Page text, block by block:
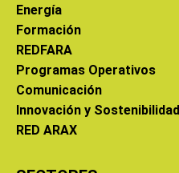
Energía
Formación
REDFARA
Programas Operativos
Comunicación
Innovación y Sostenibilidad
RED ARAX